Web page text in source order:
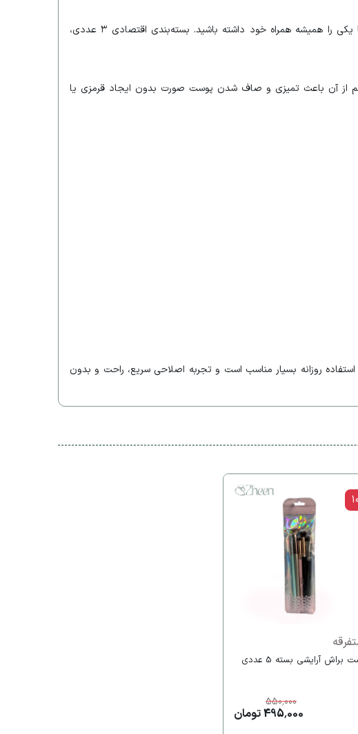
این محصول شامل سه تیغ جداگانه با طول عمر مناسب است، بنابراین می‌توانید از آن‌ها به صورت متناوب استفاده کنید یا یکی را همیشه همراه خود داشته باشید. بسته‌بندی اقتصادی ۳ عددی،
از آن باعث تمیزی و صاف شدن پوست صورت بدون ایجاد قرمزی یا
برای مصارف طولانی، همراهی در سفر و استفاده روزانه بسیار مناسب است و تجربه اصلاحی سریع، راحت و بدون
براش آرایشی بسته 5 عددی
550,000
495,000 تومان